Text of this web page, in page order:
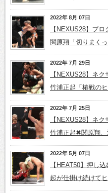
2022年 8月 07日
【NEXUS28】プ
関原翔「切りまく
2022年 7月 29日
【NEXUS28】ネ
竹浦正起「椿戦の
2022年 7月 25日
【NEXUS28】ネ
竹浦正起✖関原翔
2022年 5月 07日
【HEAT50】押し
起が仕掛け続けて